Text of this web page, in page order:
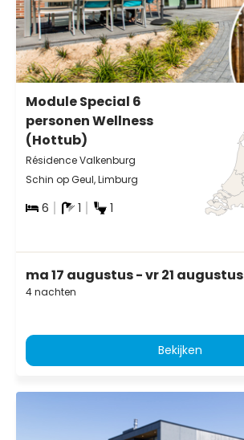
Module Special 6
personen Wellness
(Hottub)
Résidence Valkenburg
Schin op Geul, Limburg
6 1 1
ma 17 augustus - vr 21 augustus
4 nachten
Bekijken